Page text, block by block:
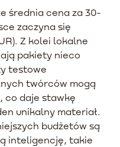
średnia cena za 30-
zaczyna się
Z kolei lokalne
pakiety nieco
testowe
twórców mogą
co daje stawkę
unikalny materiał.
budżetów są
inteligencję, takie